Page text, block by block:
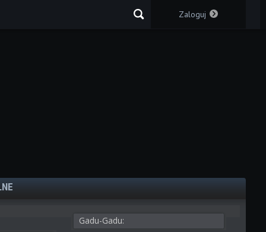
Zaloguj
Gadu-Gadu: